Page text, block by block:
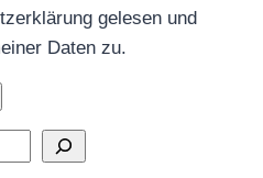
gelesen und
Daten zu.